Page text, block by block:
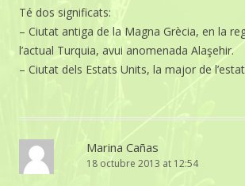
Té dos significats:
– Ciutat antiga de la Magna Grècia, en la
l’actual Turquia, avui anomenada Alaşehir.
– Ciutat dels Estats Units, la major de
Marina Cañas
18 octubre 2013 at 12:54